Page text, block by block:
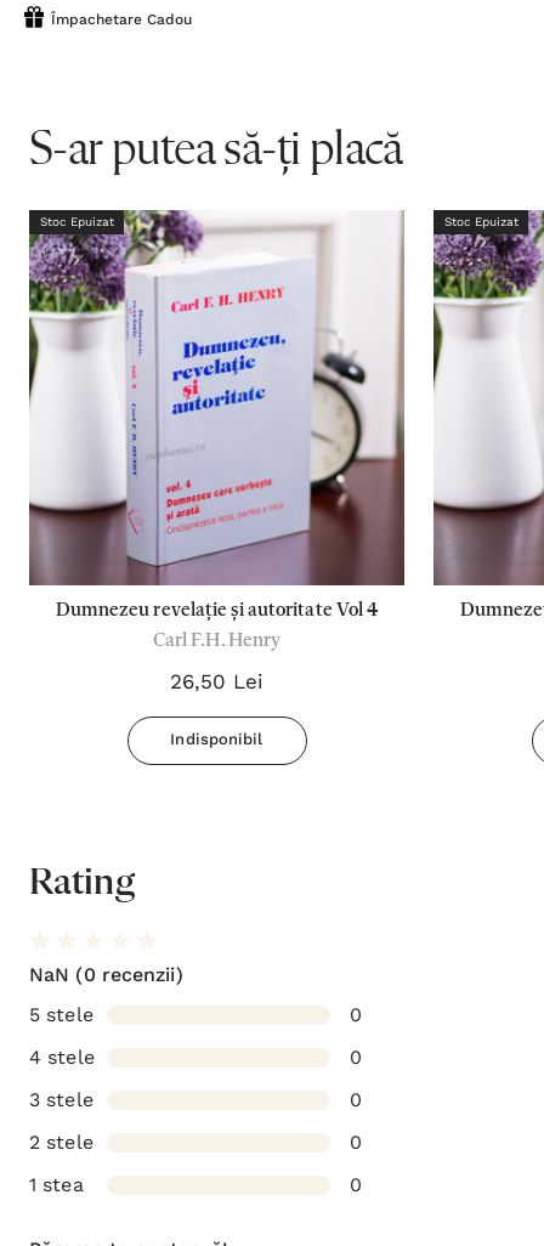
Împachetare Cadou
S-ar putea să-ți placă
Stoc Epuizat
Dumnezeu revelație și autoritate Vol 4
Carl F.H. Henry
26,50 Lei
Indisponibil
Stoc Epuizat
Rating
NaN (0 recenzii)
5 stele
0
4 stele
0
3 stele
0
2 stele
0
1 stea
0